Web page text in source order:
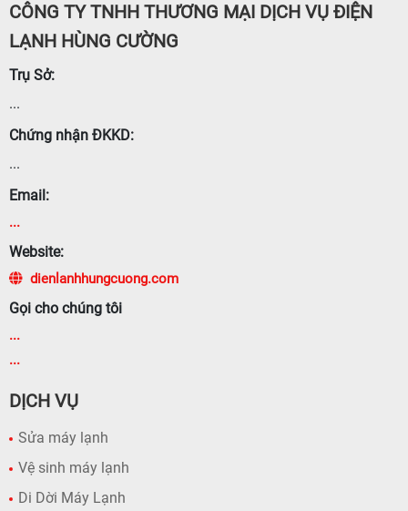
CÔNG TY TNHH THƯƠNG MẠI DỊCH VỤ ĐIỆN
LẠNH HÙNG CƯỜNG
Trụ Sở:
...
Chứng nhận ĐKKD:
...
Email:
...
Website:
dienlanhhungcuong.com
Gọi cho chúng tôi
...
...
DỊCH VỤ
Sửa máy lạnh
Vệ sinh máy lạnh
Di Dời Máy Lạnh